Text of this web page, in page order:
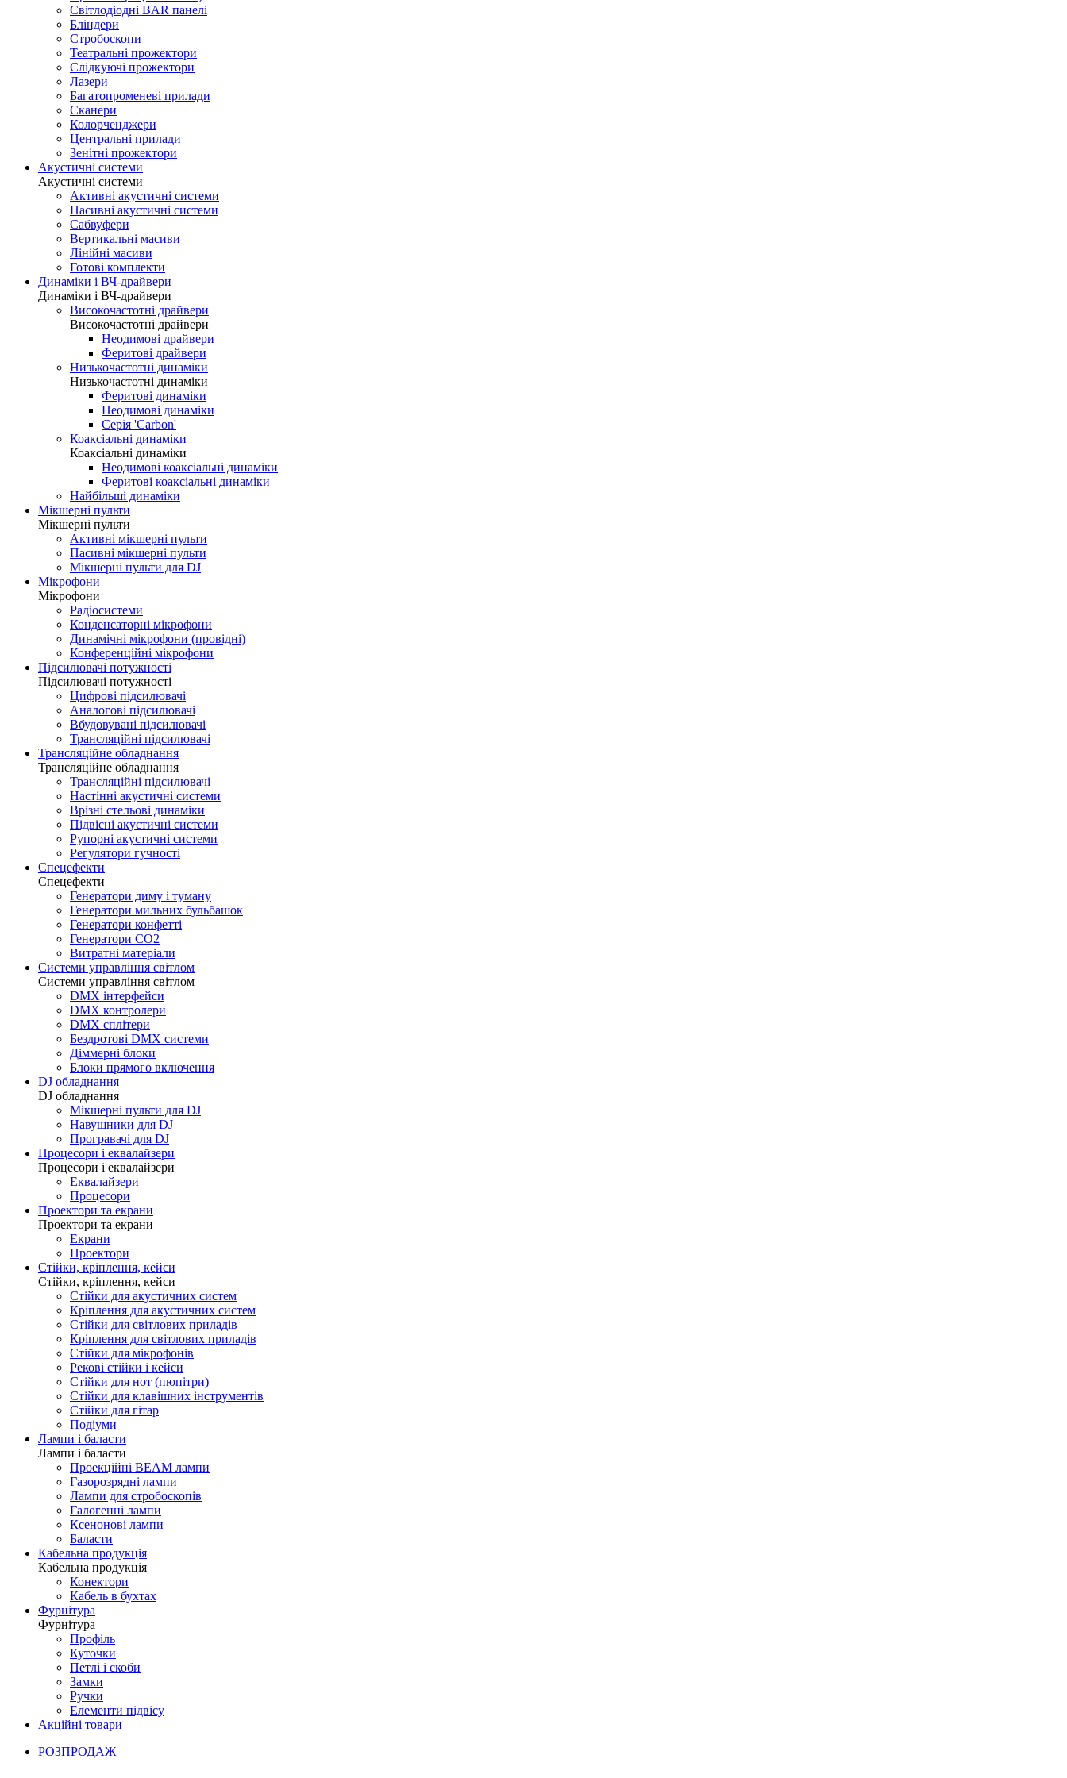
Світлодіодні BAR панелі
Бліндери
Стробоскопи
Театральні прожектори
Слідкуючі прожектори
Лазери
Багатопроменеві прилади
Сканери
Колорченджери
Центральні прилади
Зенітні прожектори
Акустичні системи
Акустичні системи
Активні акустичні системи
Пасивні акустичні системи
Сабвуфери
Вертикальні масиви
Лінійні масиви
Готові комплекти
Динаміки і ВЧ-драйвери
Динаміки і ВЧ-драйвери
Високочастотні драйвери
Високочастотні драйвери
Неодимові драйвери
Феритові драйвери
Низькочастотні динаміки
Низькочастотні динаміки
Феритові динаміки
Неодимові динаміки
Серія 'Carbon'
Коаксіальні динаміки
Коаксіальні динаміки
Неодимові коаксіальні динаміки
Феритові коаксіальні динаміки
Найбільші динаміки
Мікшерні пульти
Мікшерні пульти
Активні мікшерні пульти
Пасивні мікшерні пульти
Мікшерні пульти для DJ
Мікрофони
Мікрофони
Радіосистеми
Конденсаторні мікрофони
Динамічні мікрофони (провідні)
Конференційні мікрофони
Підсилювачі потужності
Підсилювачі потужності
Цифрові підсилювачі
Аналогові підсилювачі
Вбудовувані підсилювачі
Трансляційні підсилювачі
Трансляційне обладнання
Трансляційне обладнання
Трансляційні підсилювачі
Настінні акустичні системи
Врізні стельові динаміки
Підвісні акустичні системи
Рупорні акустичні системи
Регулятори гучності
Спецефекти
Спецефекти
Генератори диму і туману
Генератори мильних бульбашок
Генератори конфетті
Генератори CO2
Витратні матеріали
Системи управління світлом
Системи управління світлом
DMX інтерфейси
DMX контролери
DMX сплітери
Бездротові DMX системи
Діммерні блоки
Блоки прямого включення
DJ обладнання
DJ обладнання
Мікшерні пульти для DJ
Навушники для DJ
Програвачі для DJ
Процесори і еквалайзери
Процесори і еквалайзери
Еквалайзери
Процесори
Проектори та екрани
Проектори та екрани
Екрани
Проектори
Стійки, кріплення, кейси
Стійки, кріплення, кейси
Стійки для акустичних систем
Кріплення для акустичних систем
Стійки для світлових приладів
Кріплення для світлових приладів
Стійки для мікрофонів
Рекові стійки і кейси
Стійки для нот (пюпітри)
Стійки для клавішних інструментів
Стійки для гітар
Подіуми
Лампи і баласти
Лампи і баласти
Проекційні BEAM лампи
Газорозрядні лампи
Лампи для стробоскопів
Галогенні лампи
Ксенонові лампи
Баласти
Кабельна продукція
Кабельна продукція
Конектори
Кабель в бухтах
Фурнітура
Фурнітура
Профіль
Куточки
Петлі і скоби
Замки
Ручки
Елементи підвісу
Акційні товари
РОЗПРОДАЖ